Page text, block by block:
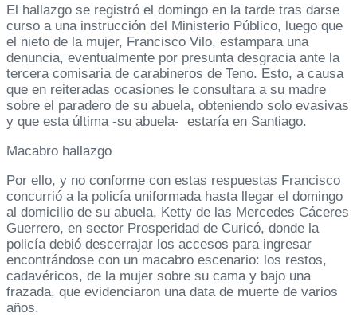
El hallazgo se registró el domingo en la tarde tras darse
curso a una instrucción del Ministerio Público, luego que
el nieto de la mujer, Francisco Vilo, estampara una
denuncia, eventualmente por presunta desgracia ante la
tercera comisaria de carabineros de Teno. Esto, a causa
que en reiteradas ocasiones le consultara a su madre
sobre el paradero de su abuela, obteniendo solo evasivas
y que esta última -su abuela- estaría en Santiago.
Macabro hallazgo
Por ello, y no conforme con estas respuestas Francisco
concurrió a la policía uniformada hasta llegar el domingo
al domicilio de su abuela, Ketty de las Mercedes Cáceres
Guerrero, en sector Prosperidad de Curicó, donde la
policía debió descerrajar los accesos para ingresar
encontrándose con un macabro escenario: los restos,
cadavéricos, de la mujer sobre su cama y bajo una
frazada, que evidenciaron una data de muerte de varios
años.